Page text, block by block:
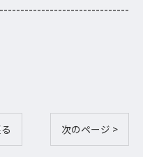
次のページ >